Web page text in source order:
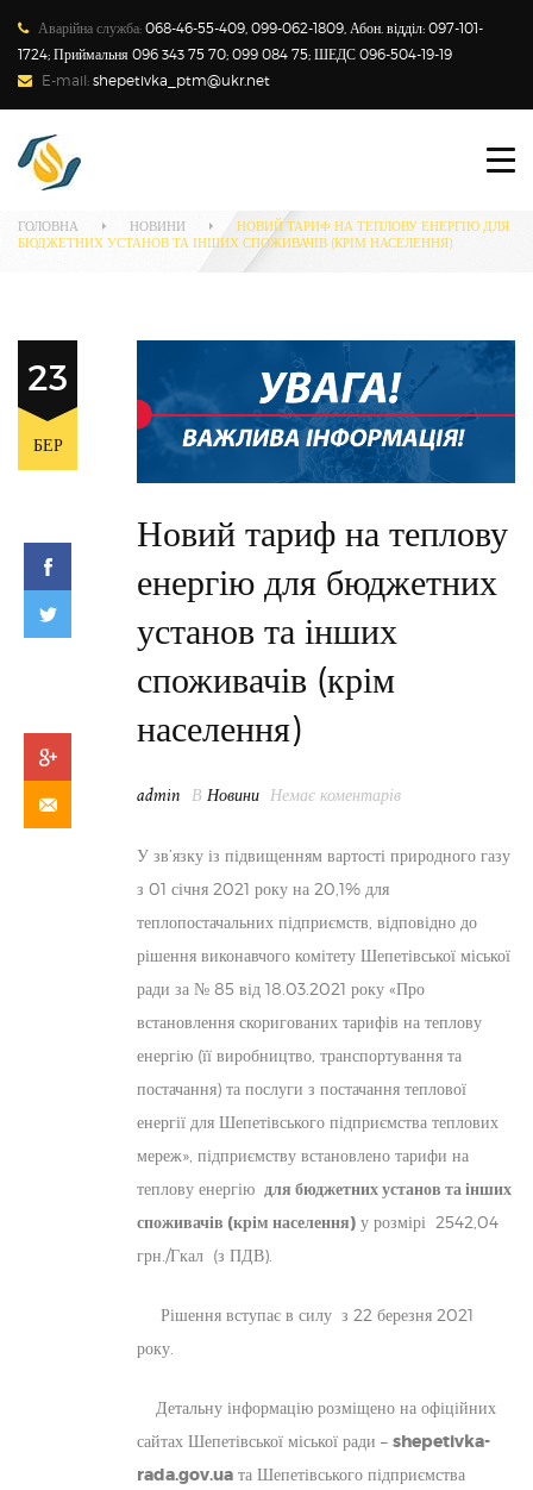
Аварійна служба: 068-46-55-409, 099-062-1809, Абон. відділ: 097-101-
1724; Приймальня 096 343 75 70; 099 084 75; ШЕДС 096-504-19-19
E-mail: shepetivka_ptm@ukr.net
СПОЖИВАЧАМ
НОВИНИ
ЗАКОНОДАВСТВО
ТЕХНІЧНИЙ МЕНЕДЖМЕНТ
Наші новини
ГОЛОВНА НОВИНИ
НОВИЙ ТАРИФ НА ТЕПЛОВУ ЕНЕРГІЮ ДЛЯ
БЮДЖЕТНИХ УСТАНОВ ТА ІНШИХ СПОЖИВАЧІВ (КРІМ НАСЕЛЕННЯ)
23
БЕР
Новий тариф на теплову
енергію для бюджетних
установ та інших
споживачів (крім
населення)
admin В Новини Немає коментарів
У зв’язку із підвищенням вартості природного газу
з 01 січня 2021 року на 20,1% для
теплопостачальних підприємств, відповідно до
рішення виконавчого комітету Шепетівської міської
ради за № 85 від 18.03.2021 року «Про
встановлення скоригованих тарифів на теплову
енергію (її виробництво, транспортування та
постачання) та послуги з постачання теплової
енергії для Шепетівського підприємства теплових
мереж», підприємству встановлено тарифи на
теплову енергію для бюджетних установ та інших
споживачів (крім населення) у розмірі 2542,04
грн./Гкал (з ПДВ).
Рішення вступає в силу з 22 березня 2021
року.
Детальну інформацію розміщено на офіційних
сайтах Шепетівської міської ради – shepetivka-
rada.gov.ua та Шепетівського підприємства